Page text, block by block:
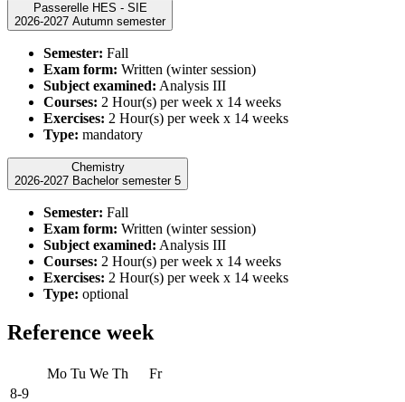
Passerelle HES - SIE
2026-2027 Autumn semester
Semester: Fall
Exam form: Written (winter session)
Subject examined: Analysis III
Courses: 2 Hour(s) per week x 14 weeks
Exercises: 2 Hour(s) per week x 14 weeks
Type: mandatory
Chemistry
2026-2027 Bachelor semester 5
Semester: Fall
Exam form: Written (winter session)
Subject examined: Analysis III
Courses: 2 Hour(s) per week x 14 weeks
Exercises: 2 Hour(s) per week x 14 weeks
Type: optional
Reference week
Mo Tu We Th
Fr
8-9